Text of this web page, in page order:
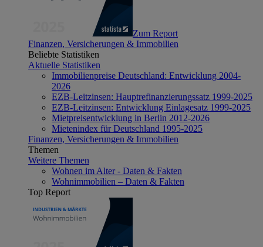
Zum Report
Finanzen, Versicherungen & Immobilien
Beliebte Statistiken
Aktuelle Statistiken
Immobilienpreise Deutschland: Entwicklung 2004-
2026
EZB-Leitzinsen: Hauptrefinanzierungssatz 1999-2025
EZB-Leitzinsen: Entwicklung Einlagesatz 1999-2025
Mietpreisentwicklung in Berlin 2012-2026
Mietenindex für Deutschland 1995-2025
Finanzen, Versicherungen & Immobilien
Themen
Weitere Themen
Wohnen im Alter - Daten & Fakten
Wohnimmobilien – Daten & Fakten
Top Report